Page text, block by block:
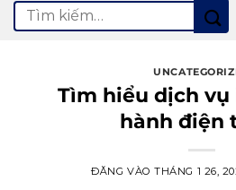
Tìm
kiếm:
Tìm hiểu dịch
hành điện
ĐĂNG VÀOTHÁNG 1 26,